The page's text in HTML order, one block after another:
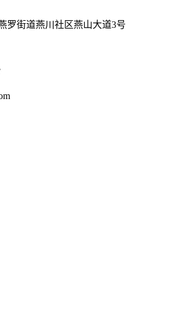
罗街道燕川社区燕山大道3号